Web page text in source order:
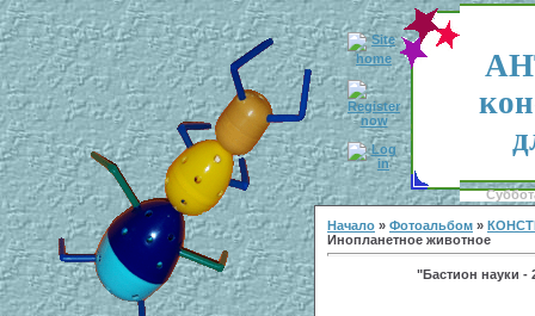
Начало » Фотоальбом »
Инопланетное животное
"Бастион науки -